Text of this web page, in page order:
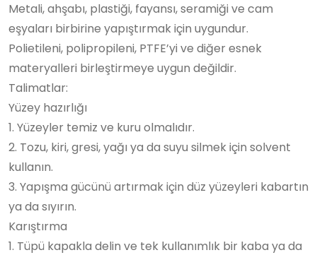
Metali, ahşabı, plastiği, fayansı, seramiği ve cam
eşyaları birbirine yapıştırmak için uygundur.
Polietileni, polipropileni, PTFE’yi ve diğer esnek
materyalleri birleştirmeye uygun değildir.
Talimatlar:
Yüzey hazırlığı
1. Yüzeyler temiz ve kuru olmalıdır.
2. Tozu, kiri, gresi, yağı ya da suyu silmek için solvent
kullanın.
3. Yapışma gücünü artırmak için düz yüzeyleri kabartın
ya da sıyırın.
Karıştırma
1. Tüpü kapakla delin ve tek kullanımlık bir kaba ya da